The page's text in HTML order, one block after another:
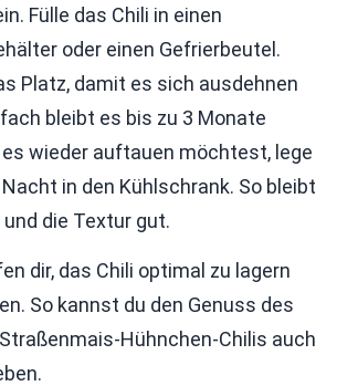
Fülle das Chili in einen
oder einen Gefrierbeutel.
Platz, damit es sich ausdehnen
bleibt es bis zu 3 Monate
wieder auftauen möchtest, lege
in den Kühlschrank. So bleibt
die Textur gut.
dir, das Chili optimal zu lagern
So kannst du den Genuss des
Hühnchen-Chilis auch